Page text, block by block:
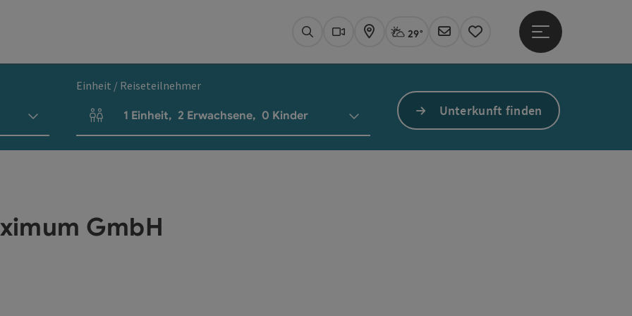
SuchenWebcams
KarteAktuelles Wetter Linz, stark bewölkt
29°
Newsletter
Merkzettel
Hauptmenü öffnen
Einheit / Reiseteilnehmer
Einheitenanzahl und Personenfelder
1 Einheit, 2 Erwachsene, 0 Kinder Unterkunft finden
GmbH